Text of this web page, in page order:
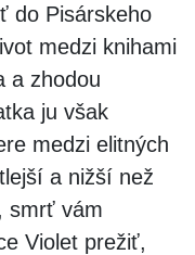
do Pisárskeho
medzi knihami
a zhodou
ju však
medzi elitných
a nižší než
smrť vám
Violet prežiť,